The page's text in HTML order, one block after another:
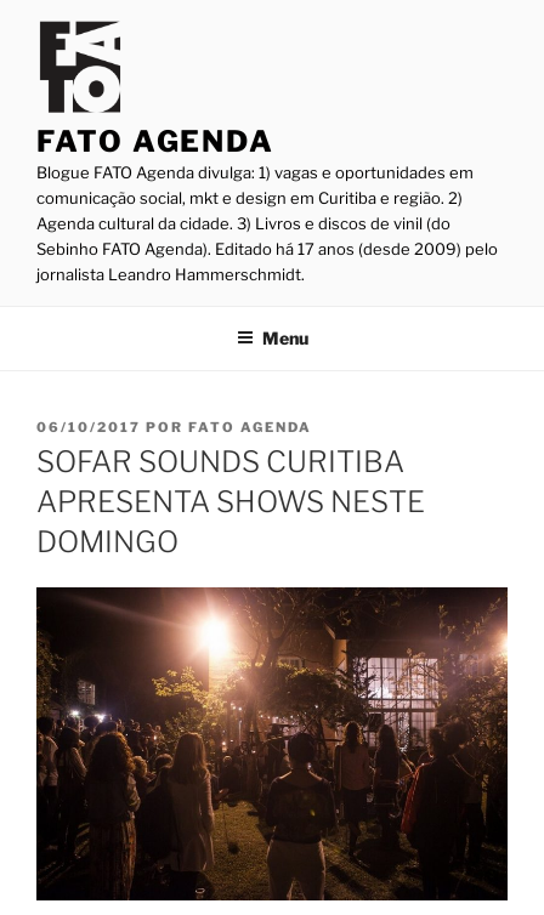
conteúdo
FATO AGENDA
Blogue FATO Agenda divulga: 1) vagas e oportunidades em
comunicação social, mkt e design em Curitiba e região. 2)
Agenda cultural da cidade. 3) Livros e discos de vinil (do
Sebinho FATO Agenda). Editado há 17 anos (desde 2009) pelo
jornalista Leandro Hammerschmidt.
Menu
PUBLICADO
EM
06/10/2017 POR FATO AGENDA
SOFAR SOUNDS CURITIBA
APRESENTA SHOWS NESTE
DOMINGO